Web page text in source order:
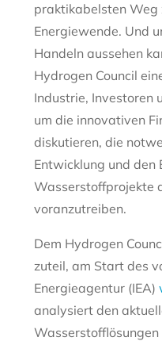
praktikabelsten Weg
Energiewende. Und
Handeln aussehen
Hydrogen Council
Industrie, Investoren
um die innovativen
diskutieren, die
Entwicklung und den
Wasserstoffprojekte
voranzutreiben.
Dem Hydrogen
zuteil, am Start des
Energieagentur (IEA)
analysiert den